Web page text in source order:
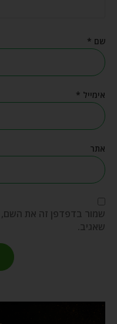
שם *
אימייל *
אתר
שמור בדפדפן זה את השם,
שאגיב.